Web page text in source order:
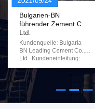
Bulgarien-BN
führender Zement Co.,
Ltd.
Kundenquelle: Bulgaria
BN Leading Cement Co.,
Ltd Kundeneinleitung:
die erste volle
Schraubbefestigungsstruktur
unserer Firma in der
trockenen
Mörserausrüstungsindustrie,